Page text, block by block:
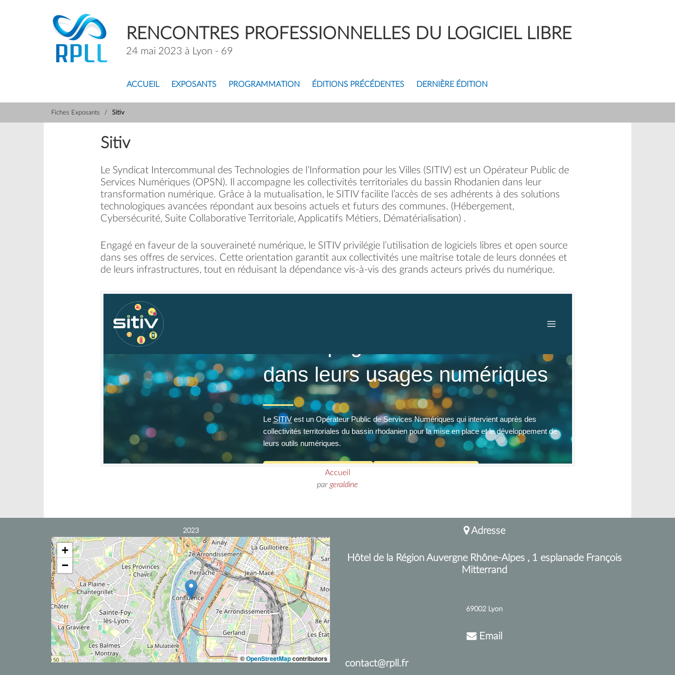
RENCONTRES PROFESSIONNELLES DU LOGICIEL LIBRE
24 mai 2023 à Lyon - 69
ACCUEIL EXPOSANTS PROGRAMMATION ÉDITIONS PRÉCÉDENTES DERNIÈRE ÉDITION
Fiches Exposants Sitiv
Sitiv
​Le Syndicat Intercommunal des Technologies de l’Information pour les Villes (SITIV) est un Opérateur Public de
Services Numériques (OPSN). Il accompagne les collectivités territoriales du bassin Rhodanien dans leur
transformation numérique. Grâce à la mutualisation, le SITIV facilite l’accès de ses adhérents à des solutions
technologiques avancées répondant aux besoins actuels et futurs des communes. (Hébergement,
Cybersécurité, Suite Collaborative Territoriale, Applicatifs Métiers, Dématérialisation) .
Engagé en faveur de la souveraineté numérique, le SITIV privilégie l’utilisation de logiciels libres et open source
dans ses offres de services. Cette orientation garantit aux collectivités une maîtrise totale de leurs données et
de leurs infrastructures, tout en réduisant la dépendance vis-à-vis des grands acteurs privés du numérique. ​
Accueil
Accueil
par geraldine
2023
+
−
©OpenStreetMapcontributors
Adresse
Hôtel de la Région Auvergne Rhône-Alpes , 1 esplanade François
Mitterrand
69002 Lyon
Email
contact@rpll.fr